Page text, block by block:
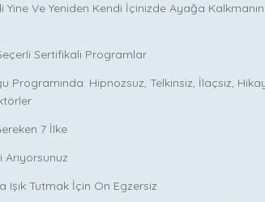
Yine Ve Yeniden Kendi İçinizde Ayağa
Sertifikalı Programlar
Programında: Hipnozsuz, Telkinsiz, İlaçsız,
7 İlke
Işık Tutmak İçin On Egzersiz